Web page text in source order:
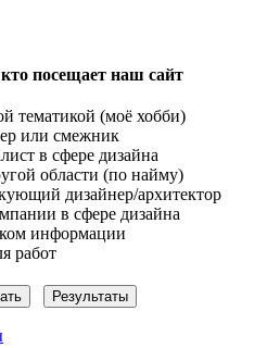
посещает наш сайт
тематикой (моё хобби)
или смежник
в сфере дизайна
области (по найму)
дизайнер/архитектор
в сфере дизайна
информации
работ